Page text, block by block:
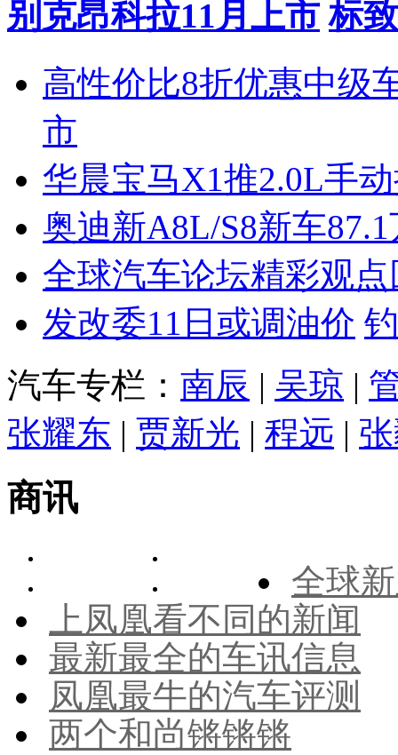
别克昂科拉11月上市 标
高性价比8折优惠中级
市
华晨宝马X1推2.0L手
奥迪新A8L/S8新车
全球汽车论坛精彩观点
发改委11日或调油价
汽车专栏： 南辰 | 吴琼 |
张耀东 | 贾新光 | 程远 |
商讯
全球
上凤凰看不同的新闻
最新最全的车讯信息
凤凰最牛的汽车评测
两个和尚锵锵锵